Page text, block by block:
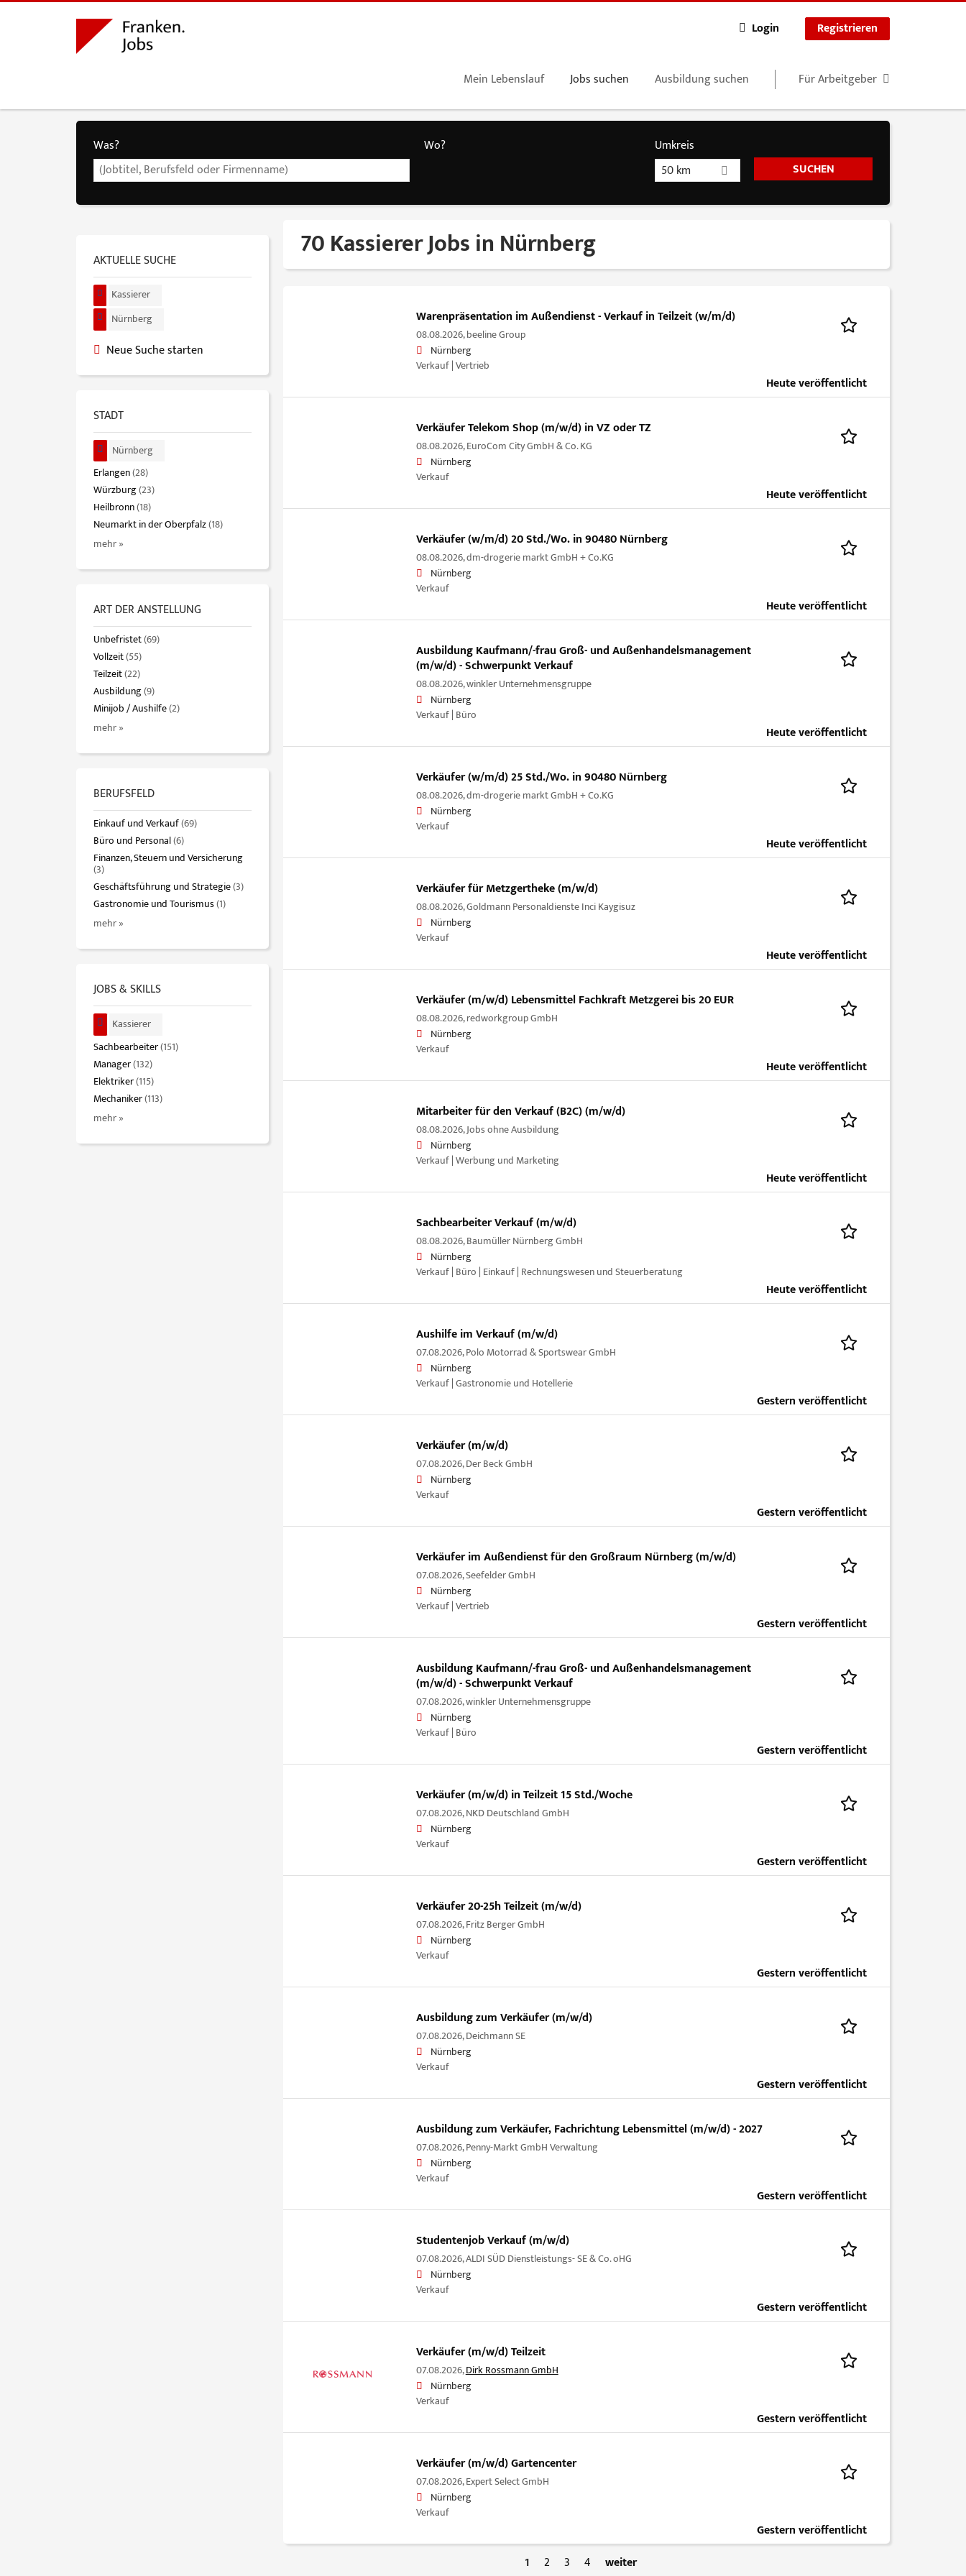
Login Registrieren
Mein Lebenslauf Jobs suchen Ausbildung suchen Für Arbeitgeber
Was? Wo?
Umkreis
50 km
70 Kassierer Jobs in Nürnberg
Warenpräsentation im Außendienst - Verkauf in Teilzeit (w/m/d)
08.08.2026,beeline Group
Nürnberg
Verkauf | Vertrieb
Heute veröffentlicht
Verkäufer Telekom Shop (m/w/d) in VZ oder TZ
08.08.2026,EuroCom City GmbH & Co. KG
Nürnberg
Verkauf
Heute veröffentlicht
Verkäufer (w/m/d) 20 Std./Wo. in 90480 Nürnberg
08.08.2026,dm-drogerie markt GmbH + Co.KG
Nürnberg
Verkauf
Heute veröffentlicht
Ausbildung Kaufmann/-frau Groß- und Außenhandelsmanagement
(m/w/d) - Schwerpunkt Verkauf
08.08.2026,winkler Unternehmensgruppe
Nürnberg
Verkauf | Büro
Heute veröffentlicht
Verkäufer (w/m/d) 25 Std./Wo. in 90480 Nürnberg
08.08.2026,dm-drogerie markt GmbH + Co.KG
Nürnberg
Verkauf
Heute veröffentlicht
Verkäufer für Metzgertheke (m/w/d)
08.08.2026,Goldmann Personaldienste Inci Kaygisuz
Nürnberg
Verkauf
Heute veröffentlicht
Verkäufer (m/w/d) Lebensmittel Fachkraft Metzgerei bis 20 EUR
08.08.2026,redworkgroup GmbH
Nürnberg
Verkauf
Heute veröffentlicht
Mitarbeiter für den Verkauf (B2C) (m/w/d)
08.08.2026,Jobs ohne Ausbildung
Nürnberg
Verkauf | Werbung und Marketing
Heute veröffentlicht
Sachbearbeiter Verkauf (m/w/d)
08.08.2026,Baumüller Nürnberg GmbH
Nürnberg
Verkauf | Büro | Einkauf | Rechnungswesen und Steuerberatung
Heute veröffentlicht
Aushilfe im Verkauf (m/w/d)
07.08.2026,Polo Motorrad & Sportswear GmbH
Nürnberg
Verkauf | Gastronomie und Hotellerie
Gestern veröffentlicht
Verkäufer (m/w/d)
07.08.2026,Der Beck GmbH
Nürnberg
Verkauf
Gestern veröffentlicht
Verkäufer im Außendienst für den Großraum Nürnberg (m/w/d)
07.08.2026,Seefelder GmbH
Nürnberg
Verkauf | Vertrieb
Gestern veröffentlicht
Ausbildung Kaufmann/-frau Groß- und Außenhandelsmanagement
(m/w/d) - Schwerpunkt Verkauf
07.08.2026,winkler Unternehmensgruppe
Nürnberg
Verkauf | Büro
Gestern veröffentlicht
Verkäufer (m/w/d) in Teilzeit 15 Std./Woche
07.08.2026,NKD Deutschland GmbH
Nürnberg
Verkauf
Gestern veröffentlicht
Verkäufer 20-25h Teilzeit (m/w/d)
07.08.2026,Fritz Berger GmbH
Nürnberg
Verkauf
Gestern veröffentlicht
Ausbildung zum Verkäufer (m/w/d)
07.08.2026,Deichmann SE
Nürnberg
Verkauf
Gestern veröffentlicht
Ausbildung zum Verkäufer, Fachrichtung Lebensmittel (m/w/d) - 2027
07.08.2026,Penny-Markt GmbH Verwaltung
Nürnberg
Verkauf
Gestern veröffentlicht
Studentenjob Verkauf (m/w/d)
07.08.2026,ALDI SÜD Dienstleistungs- SE & Co. oHG
Nürnberg
Verkauf
Gestern veröffentlicht
Verkäufer (m/w/d) Teilzeit
07.08.2026,Dirk Rossmann GmbH
Nürnberg
Verkauf
Gestern veröffentlicht
Verkäufer (m/w/d) Gartencenter
07.08.2026,Expert Select GmbH
Nürnberg
Verkauf
Gestern veröffentlicht
1
2 3 4 weiter
AKTUELLE SUCHE
Kassierer
Nürnberg
Neue Suche starten
STADT
Nürnberg
Erlangen(28)
Würzburg(23)
Heilbronn(18)
Neumarkt in der Oberpfalz(18)
mehr »
ART DER ANSTELLUNG
Unbefristet(69)
Vollzeit(55)
Teilzeit(22)
Ausbildung(9)
Minijob / Aushilfe(2)
mehr »
BERUFSFELD
Einkauf und Verkauf(69)
Büro und Personal(6)
Finanzen, Steuern und Versicherung
(3)
Geschäftsführung und Strategie(3)
Gastronomie und Tourismus(1)
mehr »
JOBS & SKILLS
Kassierer
Sachbearbeiter(151)
Manager(132)
Elektriker(115)
Mechaniker(113)
mehr »